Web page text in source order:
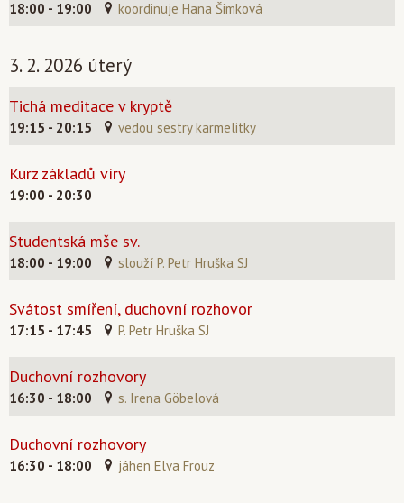
18:00 - 19:00 koordinuje Hana Šimková
3. 2. 2026 úterý
Tichá meditace v kryptě
19:15 - 20:15 vedou sestry karmelitky
Kurz základů víry
19:00 - 20:30
Studentská mše sv.
18:00 - 19:00 slouží P. Petr Hruška SJ
Svátost smíření, duchovní rozhovor
17:15 - 17:45 P. Petr Hruška SJ
Duchovní rozhovory
16:30 - 18:00 s. Irena Göbelová
Duchovní rozhovory
16:30 - 18:00 jáhen Elva Frouz